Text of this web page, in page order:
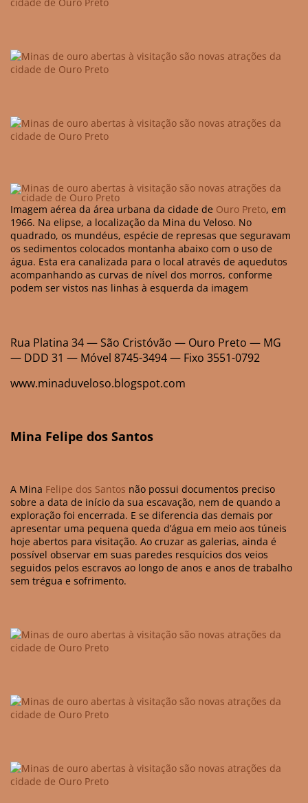
Imagem aérea da área urbana da cidade de Ouro Preto, em
1966. Na elipse, a localização da Mina du Veloso. No
quadrado, os mundéus, espécie de represas que seguravam
os sedimentos colocados montanha abaixo com o uso de
água. Esta era canalizada para o local através de aquedutos
acompanhando as curvas de nível dos morros, conforme
podem ser vistos nas linhas à esquerda da imagem
Rua Platina 34 — São Cristóvão — Ouro Preto — MG
— DDD 31 — Móvel 8745-3494 — Fixo 3551-0792
www.minaduveloso.blogspot.com
Mina Felipe dos Santos
A Mina Felipe dos Santos não possui documentos preciso
sobre a data de início da sua escavação, nem de quando a
exploração foi encerrada. E se diferencia das demais por
apresentar uma pequena queda d’água em meio aos túneis
hoje abertos para visitação. Ao cruzar as galerias, ainda é
possível observar em suas paredes resquícios dos veios
seguidos pelos escravos ao longo de anos e anos de trabalho
sem trégua e sofrimento.